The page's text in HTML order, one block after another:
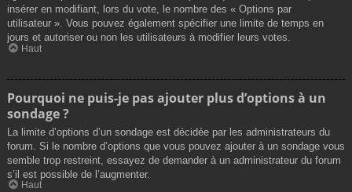
insérer en modifiant, lors du vote, le nombre des « Options par
utilisateur ». Vous pouvez également spécifier une limite de temps en
jours et autoriser ou non les utilisateurs à modifier leurs votes.
Haut
Pourquoi ne puis-je pas ajouter plus d’options à un
sondage ?
La limite d’options d’un sondage est décidée par les administrateurs du
forum. Si le nombre d’options que vous pouvez ajouter à un sondage vous
semble trop restreint, essayez de demander à un administrateur du forum
s’il est possible de l’augmenter.
Haut